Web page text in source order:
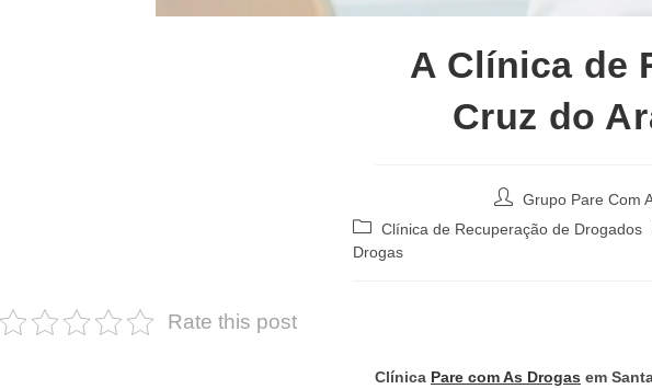
A Clínica de
Cruz do
Autor
post:
Grupo Pare Com
Categoria
do
Clínica de Recuperação de Drogados
Drogas
Rate this post
Clínica Pare com As Drogas em